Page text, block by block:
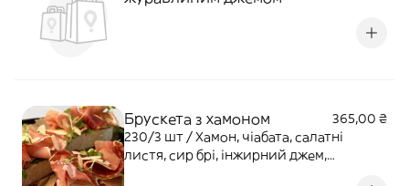
Брускета з хамоном
365,00 ₴
230/3 шт / Хамон, чіабата, салатні
листя, сир брі, інжирний джем,